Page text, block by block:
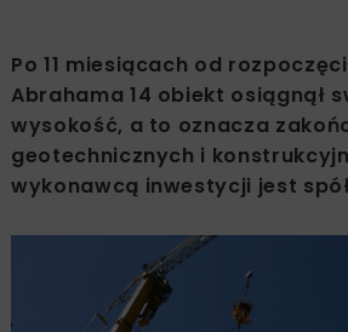
Po 11 miesiącach od
Abrahama 14 obiekt osiągnął
wysokość, a to oznacza
geotechnicznych i
wykonawcą inwestycji jest